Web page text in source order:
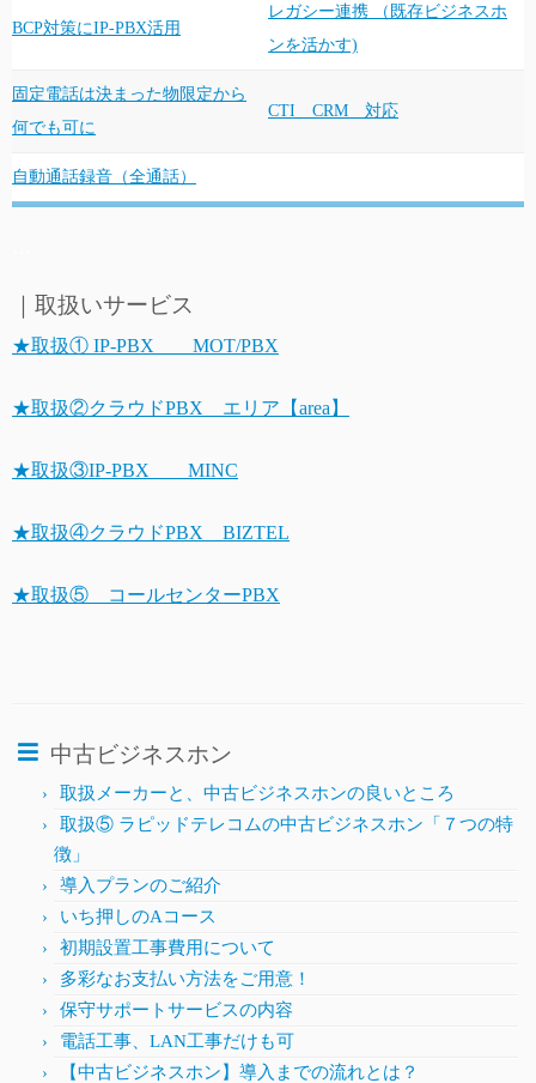
BCP対策にIP-PBX活用
レガシー連携 （既存ビジネスホ
ンを活かす)
固定電話は決まった物限定から
何でも可に
CTI CRM 対応
自動通話録音（全通話）
｜取扱いサービス
★取扱① IP-PBX MOT/PBX
★取扱②クラウドPBX エリア【area】
★取扱③IP-PBX MINC
★取扱④クラウドPBX BIZTEL
★取扱⑤ コールセンターPBX
中古ビジネスホン
取扱メーカーと、中古ビジネスホンの良いところ
取扱⑤ ラピッドテレコムの中古ビジネスホン「７つの特
徴」
導入プランのご紹介
いち押しのAコース
初期設置工事費用について
多彩なお支払い方法をご用意！
保守サポートサービスの内容
電話工事、LAN工事だけも可
【中古ビジネスホン】導入までの流れとは？